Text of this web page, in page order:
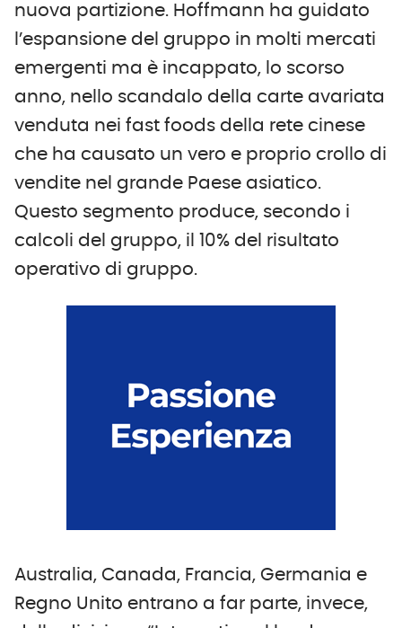
nuova partizione. Hoffmann ha guidato
l’espansione del gruppo in molti mercati
emergenti ma è incappato, lo scorso
anno, nello scandalo della carte avariata
venduta nei fast foods della rete cinese
che ha causato un vero e proprio crollo di
vendite nel grande Paese asiatico.
Questo segmento produce, secondo i
calcoli del gruppo, il 10% del risultato
operativo di gruppo.
Australia, Canada, Francia, Germania e
Regno Unito entrano a far parte, invece,